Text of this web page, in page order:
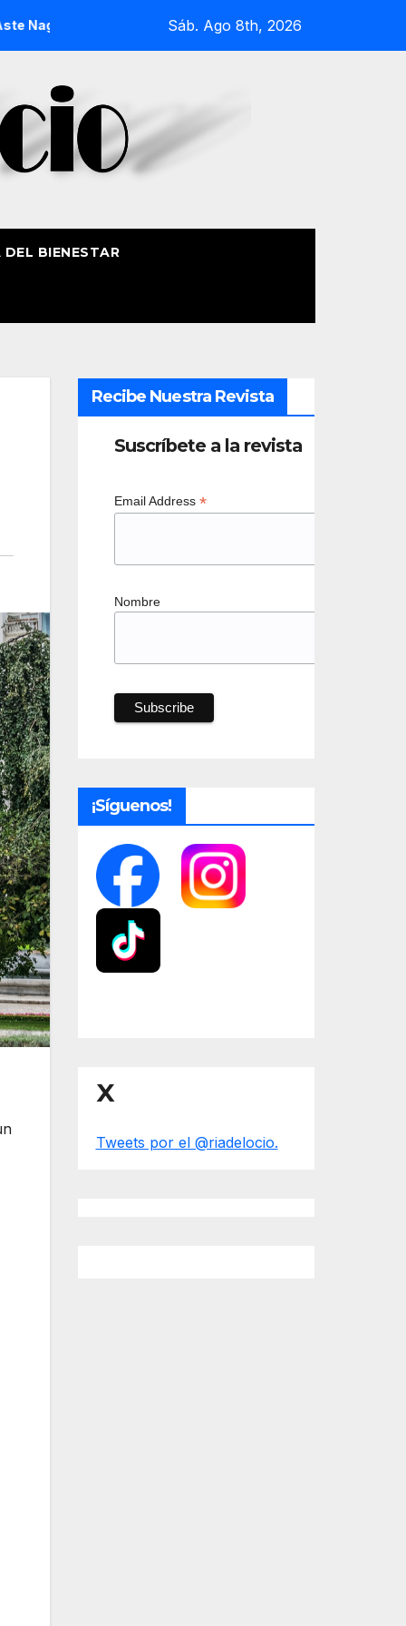
La Procesión Náutica de la Amatxu de Begoña
Sáb. Ago 8th, 2026
DEL BIENESTAR
Recibe Nuestra Revista
Suscríbete a la revista
Email Address *
Nombre
¡Síguenos!
X
Tweets por el @riadelocio.